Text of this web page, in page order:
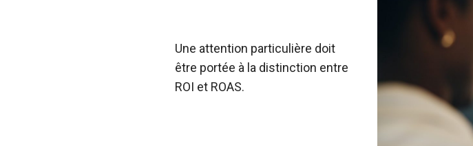
Une attention particulière doit
être portée à la distinction entre
ROI et ROAS.